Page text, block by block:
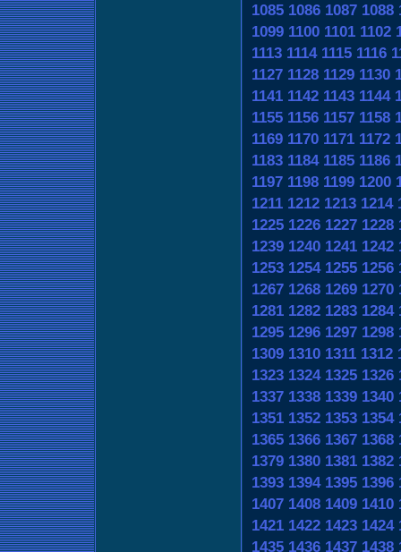
1085 1086 1087 1088
1099 1100 1101 1102
1113 1114 1115 1116
1127 1128 1129 1130
1141 1142 1143 1144
1155 1156 1157 1158
1169 1170 1171 1172
1183 1184 1185 1186
1197 1198 1199 1200
1211 1212 1213 1214
1225 1226 1227 1228
1239 1240 1241 1242
1253 1254 1255 1256
1267 1268 1269 1270
1281 1282 1283 1284
1295 1296 1297 1298
1309 1310 1311 1312
1323 1324 1325 1326
1337 1338 1339 1340
1351 1352 1353 1354
1365 1366 1367 1368
1379 1380 1381 1382
1393 1394 1395 1396
1407 1408 1409 1410
1421 1422 1423 1424
1435 1436 1437 1438